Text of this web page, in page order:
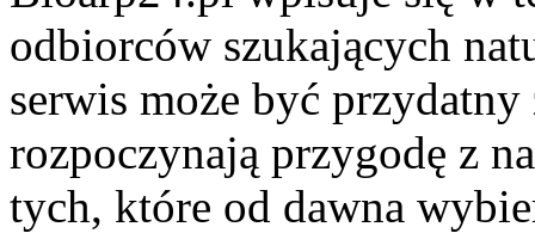
odbiorców szukających
serwis może być
rozpoczynają przygodę z
tych, które od dawna